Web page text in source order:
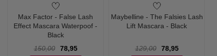
Max Factor - False Lash
Effect Mascara Waterpoof -
Black
150,00
78,95
Maybelline - The Falsies Lash
Lift Mascara - Black
129,00
78,95